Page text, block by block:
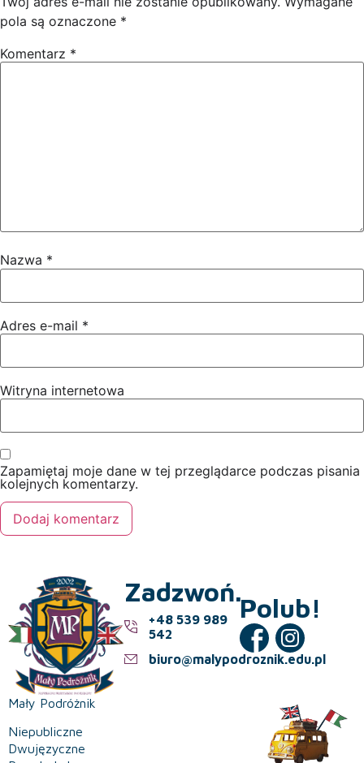
pola są oznaczone *
Komentarz *
Nazwa *
Adres e-mail *
Witryna internetowa
Zapamiętaj moje dane w tej przeglądarce podczas pisania
kolejnych komentarzy.
Mały Podróżnik
Niepubliczne
Dwujęzyczne
Zadzwoń.
+48 539 989
542
biuro@malypodroznik.edu.pl
Polub!